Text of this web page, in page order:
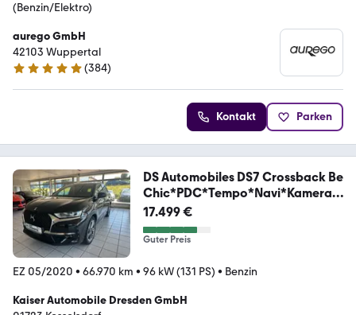
(Benzin/Elektro)
aurego GmbH
42103 Wuppertal
4.8 Sterne
(384)
Kontakt Parken
DS Automobiles DS7 Crossback Be
Chic*PDC*Tempo*Navi*Kamera*
DAB*
17.499 €
Guter Preis
EZ 05/2020 • 66.970 km • 96 kW (131 PS) • Benzin
Kaiser Automobile Dresden GmbH